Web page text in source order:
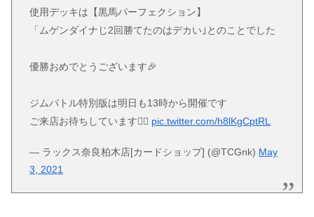
使用デッキは【黒馬パーフェクション】
「ムゲンダイナじ2回勝てたのはデカい｣とのことでした
優勝おめでとうございます🎉
ジムバトル特別版は明日も13時から開催です
ご来店お待ちしています🙇‍♀️ pic.twitter.com/h8lKgCptRL
— ラックス奈良柏木店[カードショップ] (@TCGnk) May
3, 2021